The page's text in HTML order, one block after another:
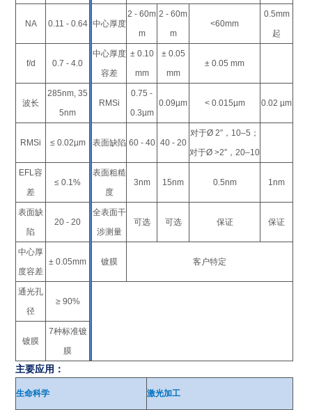
NA 0.11 - 0.64 中心厚度
2 - 60m
m
2 - 60m
m
<60mm
0.5mm
起
f/d 0.7 - 4.0
中心厚度
容差
± 0.10
mm
± 0.05
mm
± 0.05 mm
波长
285nm, 35
5nm
RMSi
0.75 -
0.3µm
0.09µm < 0.015µm 0.02 µm
RMSi ≤ 0.02µm 表面缺陷 60 - 40 40 - 20
对于Ø 2″，10–5；
对于Ø >2″，20–10
EFL容
差
≤ 0.1%
表面粗糙
度
3nm 15nm 0.5nm 1nm
表面缺
陷
20 - 20
全表面干
涉测量
可选 可选 保证 保证
中心厚
度容差
± 0.05mm 镀膜 客户特定
通光孔
径
≥ 90%
镀膜
7种标准镀
膜
主要应用：
生命科学 激光加工